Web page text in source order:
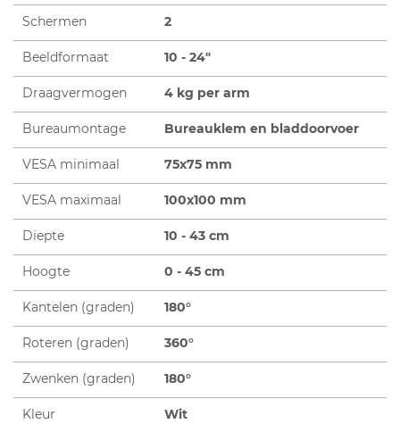
Schermen 2
Beeldformaat 10 - 24"
Draagvermogen 4 kg per arm
Bureaumontage Bureauklem en bladdoorvoer
VESA minimaal 75x75 mm
VESA maximaal 100x100 mm
Diepte 10 - 43 cm
Hoogte 0 - 45 cm
Kantelen (graden) 180°
Roteren (graden) 360°
Zwenken (graden) 180°
Kleur Wit